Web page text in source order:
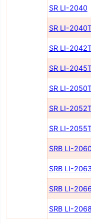
SR LI-2040
SR LI-
SR LI-
SR LI-
SR LI-
SR LI-
SR LI-
SRB LI-
SRB LI-
SRB LI-
SRB LI-